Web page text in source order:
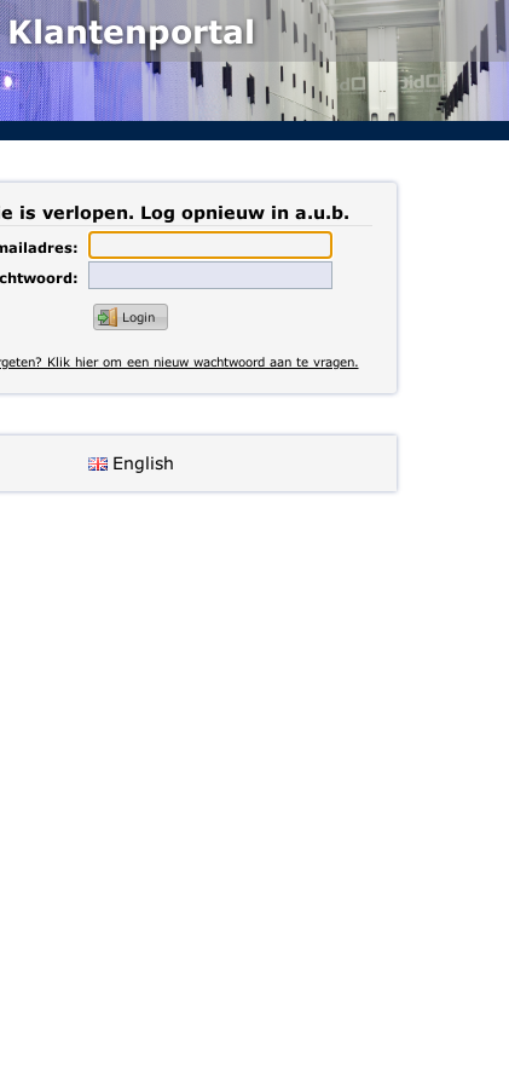
Klantenportal
is verlopen. Log opnieuw in a.u.b.
Login
Klik hier om een nieuw wachtwoord aan te vragen.
English